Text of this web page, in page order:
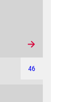
46